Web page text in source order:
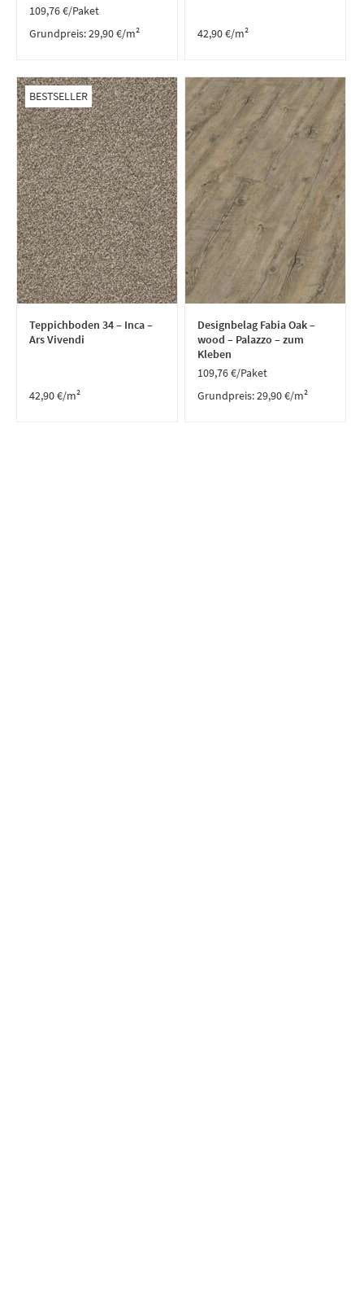
109,76€/Paket
Grundpreis:29,90€/m² 42,90€/m²
BESTSELLER
Teppichboden 34 – Inca –
Ars Vivendi
42,90€/m²
Designbelag Fabia Oak –
wood – Palazzo – zum
Kleben
109,76€/Paket
Grundpreis:29,90€/m²